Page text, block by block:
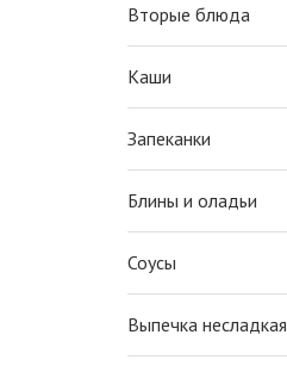
Вторые блюда
Каши
Запеканки
Блины и оладьи
Соусы
Выпечка несладкая